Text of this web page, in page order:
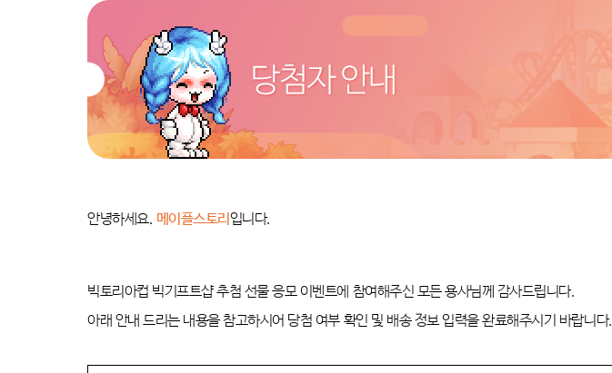
안녕하세요. 메이플스토리 입니다.
빅토리아컵 빅기프트샵 추첨 선물 응모 이벤트에 참여해주신 모든 용사님께 감사드립니다.
아래 안내 드리는 내용을 참고하시어 당첨 여부 확인 및 배송 정보 입력을 완료해주시기 바랍니다.